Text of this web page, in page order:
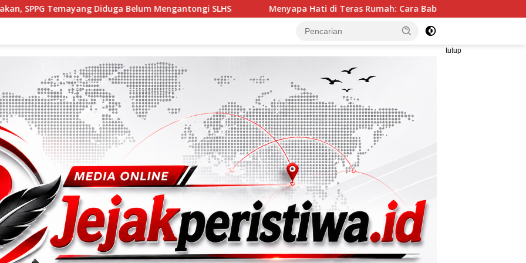
Belum Mengantongi SLHS Menyapa Hati di Teras Rumah: Cara Babinsa Kesongo Rajut Kebersamaan di TMMD
tutup